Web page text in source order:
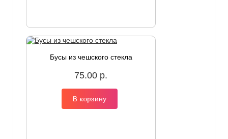
Бусы из чешского стекла
75.00 р.
В корзину